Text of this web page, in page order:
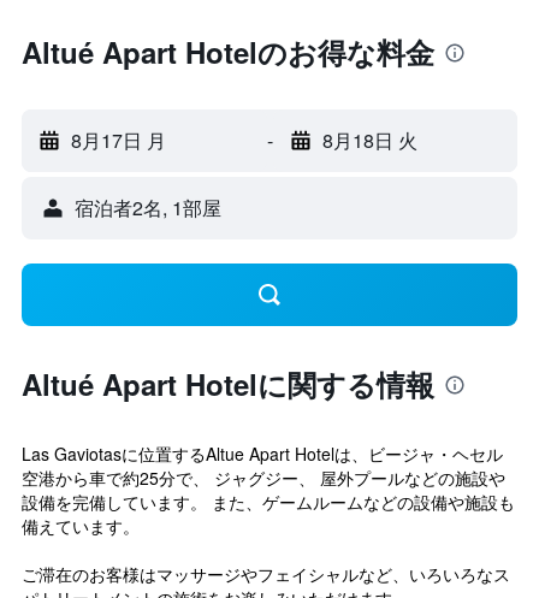
Altué Apart Hotelのお得な料金
8月17日 月 - 8月18日 火
宿泊者2名, 1​部屋
Altué Apart Hotelに関する情報
Las Gaviotasに位置するAltue Apart Hotelは、ビージャ・ヘセル
空港から車で約25分で、 ジャグジー、 屋外プールなどの施設や
設備を完備しています。 また、ゲームルームなどの設備や施設も
備えています。
ご滞在のお客様はマッサージやフェイシャルなど、いろいろなス